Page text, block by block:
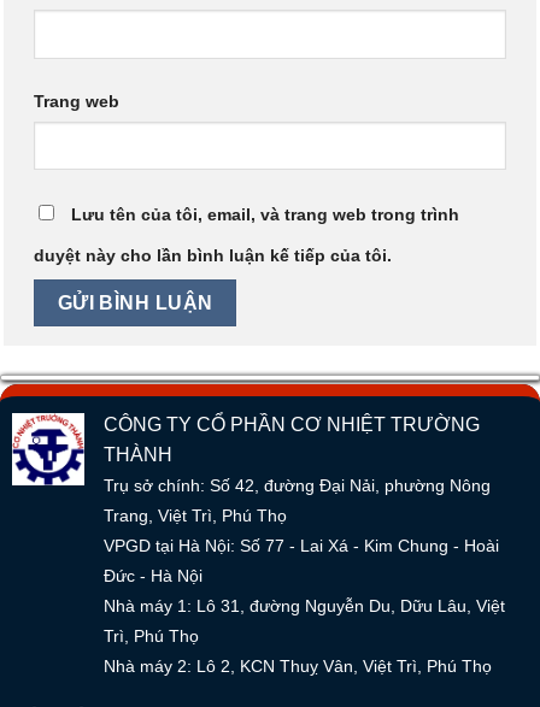
Trang web
Lưu tên của tôi, email, và trang web trong trình
duyệt này cho lần bình luận kế tiếp của tôi.
CÔNG TY CỔ PHẦN CƠ NHIỆT TRƯỜNG
THÀNH
Trụ sở chính: Số 42, đường Đại Nải, phường Nông
Trang, Việt Trì, Phú Thọ
VPGD tại Hà Nội: Số 77 - Lai Xá - Kim Chung - Hoài
Đức - Hà Nội
Nhà máy 1: Lô 31, đường Nguyễn Du, Dữu Lâu, Việt
Trì, Phú Thọ
Nhà máy 2: Lô 2, KCN Thuỵ Vân, Việt Trì, Phú Thọ